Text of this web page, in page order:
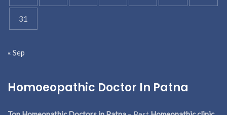
31
« Sep
Homoeopathic Doctor In Patna